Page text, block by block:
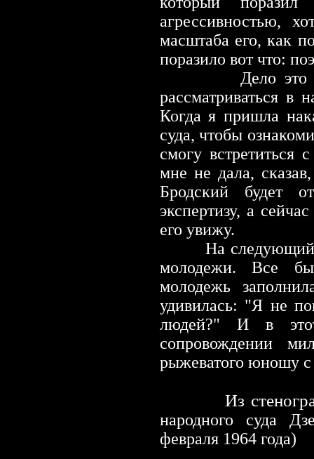
агрессивностью,
масштаба его, как
поразило вот что:
Дело это
рассматриваться в
Когда я пришла
суда, чтобы
смогу встретиться
мне не дала,
Бродский будет
экспертизу, а
его увижу.
На следующий
молодежи. Все
молодежь
удивилась: "Я не
людей?" И в
сопровождении
рыжеватого юношу
Из
народного суда
февраля 1964 года)